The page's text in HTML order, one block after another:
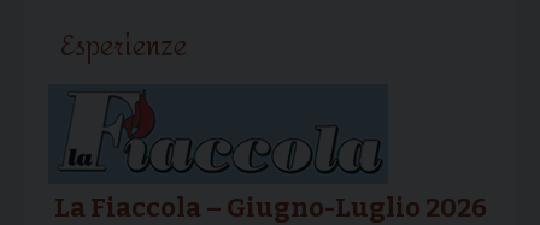
Esperienze
La Fiaccola – Giugno-Luglio 2026